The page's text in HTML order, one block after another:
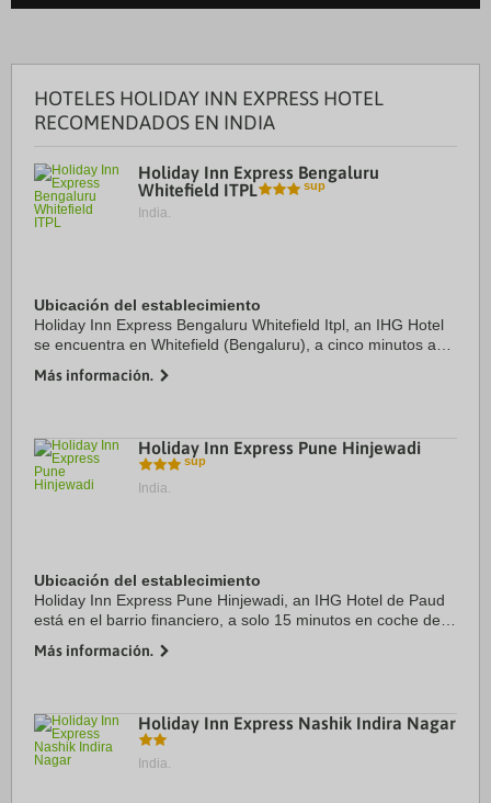
HOTELES HOLIDAY INN EXPRESS HOTEL
RECOMENDADOS EN INDIA
Holiday Inn Express Bengaluru
Whitefield ITPL
India.
Ubicación del establecimiento
Holiday Inn Express Bengaluru Whitefield Itpl, an IHG Hotel
se encuentra en Whitefield (Bengaluru), a cinco minutos a
coche de Centro de ...
Más información.
Holiday Inn Express Pune Hinjewadi
India.
Ubicación del establecimiento
Holiday Inn Express Pune Hinjewadi, an IHG Hotel de Paud
está en el barrio financiero, a solo 15 minutos en coche de
Fergusson College. Además, este ...
Más información.
Holiday Inn Express Nashik Indira Nagar
India.